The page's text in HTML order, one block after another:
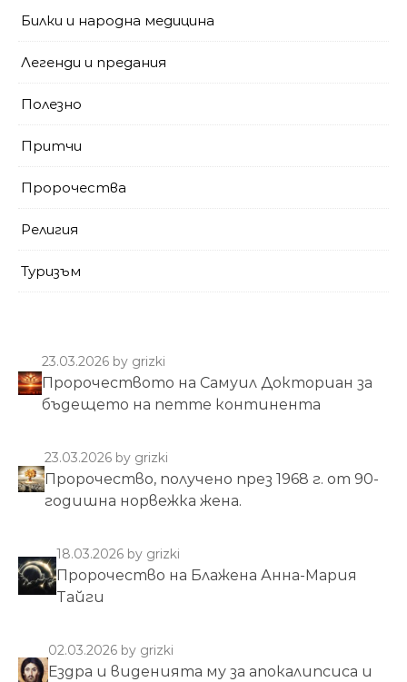
Билки и народна медицина
Легенди и предания
Полезно
Притчи
Пророчества
Религия
Туризъм
23.03.2026 by grizki
Пророчеството на Самуил Докториан за
бъдещето на петте континента
23.03.2026 by grizki
Пророчество, получено през 1968 г. от 90-
годишна норвежка жена.
18.03.2026 by grizki
Пророчество на Блажена Анна-Мария
Тайги
02.03.2026 by grizki
Ездра и виденията му за апокалипсиса и